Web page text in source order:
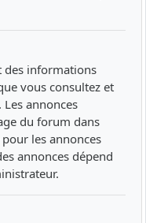
des informations
vous consultez et
annonces
du forum dans
les annonces
annonces dépend